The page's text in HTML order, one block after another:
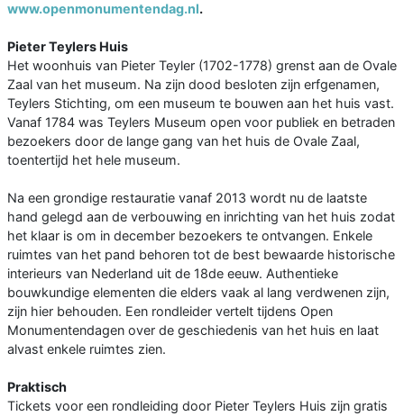
www.openmonumentendag.nl.
Pieter Teylers Huis
Het woonhuis van Pieter Teyler (1702-1778) grenst aan de Ovale
Zaal van het museum. Na zijn dood besloten zijn erfgenamen,
Teylers Stichting, om een museum te bouwen aan het huis vast.
Vanaf 1784 was Teylers Museum open voor publiek en betraden
bezoekers door de lange gang van het huis de Ovale Zaal,
toentertijd het hele museum.
Na een grondige restauratie vanaf 2013 wordt nu de laatste
hand gelegd aan de verbouwing en inrichting van het huis zodat
het klaar is om in december bezoekers te ontvangen. Enkele
ruimtes van het pand behoren tot de best bewaarde historische
interieurs van Nederland uit de 18de eeuw. Authentieke
bouwkundige elementen die elders vaak al lang verdwenen zijn,
zijn hier behouden. Een rondleider vertelt tijdens Open
Monumentendagen over de geschiedenis van het huis en laat
alvast enkele ruimtes zien.
Praktisch
Tickets voor een rondleiding door Pieter Teylers Huis zijn gratis